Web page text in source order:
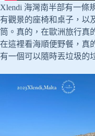
Xlendi 海灣南半部有一條
有觀景的座椅和桌子，以
筒。真的，在歐洲旅行真
在這裡看海順便野餐，真
有一個可以隨時丟垃圾的